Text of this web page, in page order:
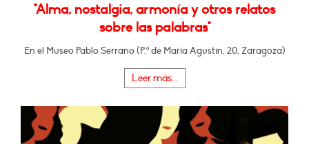
"Alma, nostalgia, armonía y otros relatos
sobre las palabras"
En el Museo Pablo Serrano (P.º de María Agustín, 20, Zaragoza)
Leer más...